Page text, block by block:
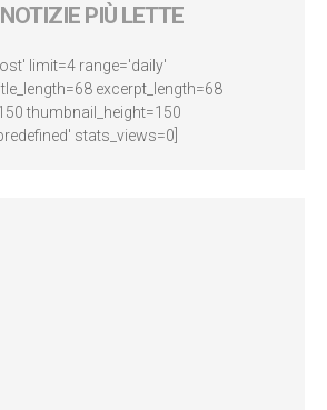
PIÙ LETTE
limit=4 range='daily'
excerpt_length=68
thumbnail_height=150
stats_views=0]